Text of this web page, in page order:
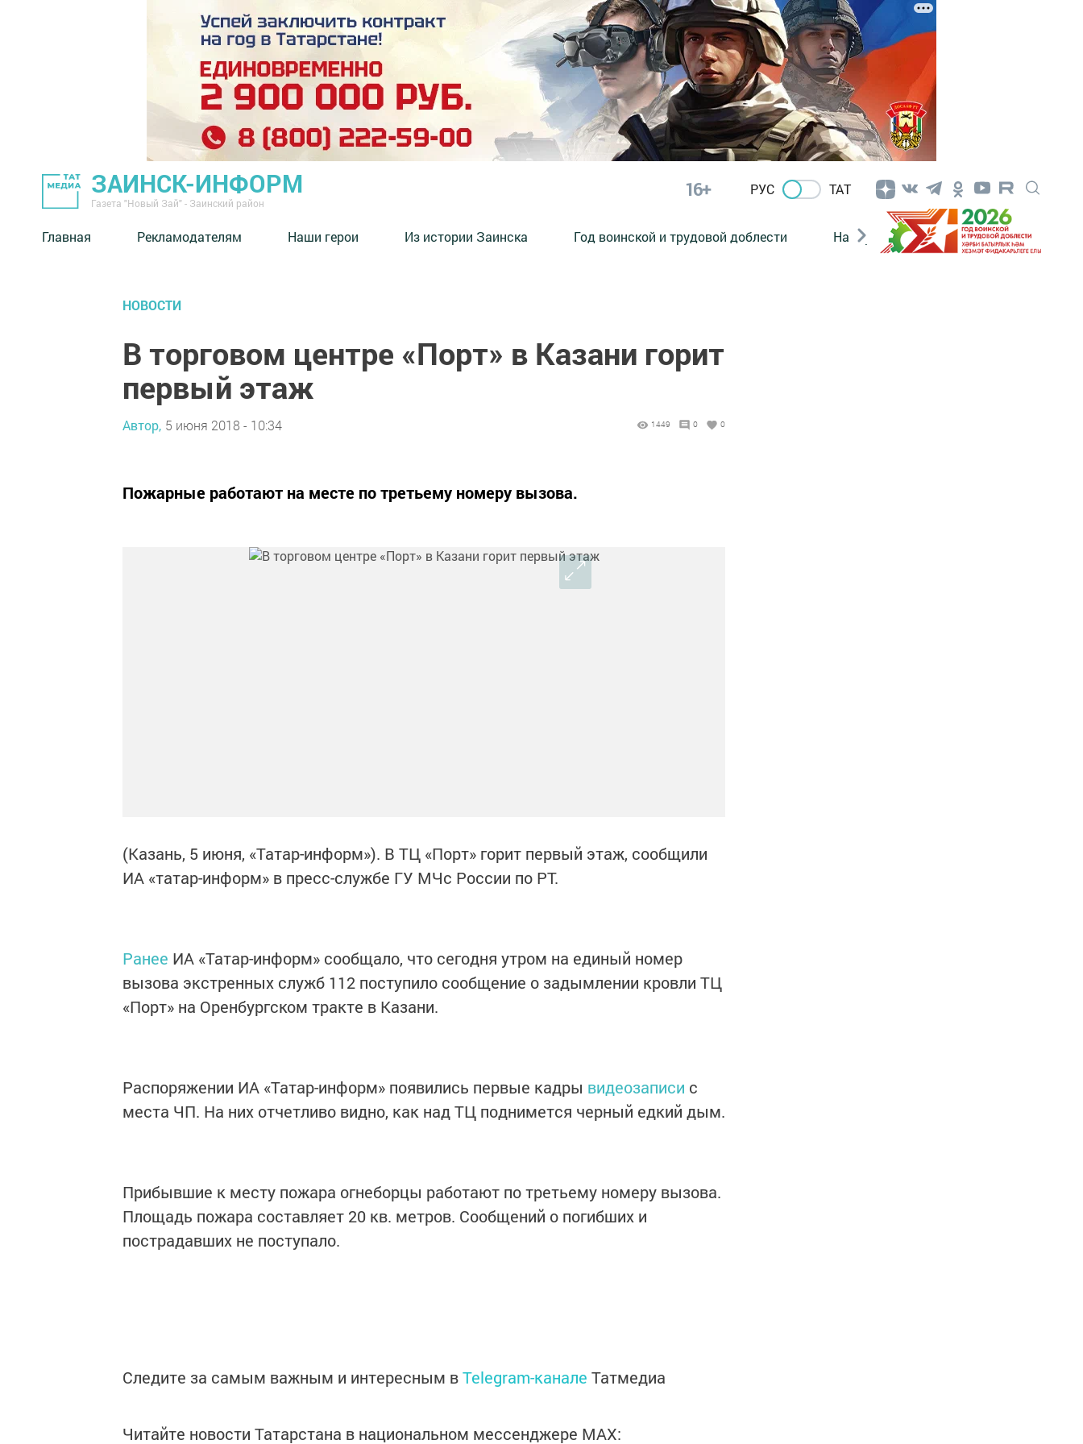
ЗАИНСК-ИНФОРМ
Газета "Новый Зай" - Заинский район
16+ РУС ТАТ
Главная Рекламодателям Наши герои Из истории Заинска Год воинской и трудовой доблести Нацпроекты Поколение будущего
НОВОСТИ
В торговом центре «Порт» в Казани горит
первый этаж
Автор, 5 июня 2018 - 10:34 1449 0 0
Пожарные работают на месте по третьему номеру вызова.
(Казань, 5 июня, «Татар-информ»). В ТЦ «Порт» горит первый этаж, сообщили
ИА «татар-информ» в пресс-службе ГУ МЧс России по РТ.
Ранее ИА «Татар-информ» сообщало, что сегодня утром на единый номер
вызова экстренных служб 112 поступило сообщение о задымлении кровли ТЦ
«Порт» на Оренбургском тракте в Казани.
Распоряжении ИА «Татар-информ» появились первые кадры видеозаписи с
места ЧП. На них отчетливо видно, как над ТЦ поднимется черный едкий дым.
Прибывшие к месту пожара огнеборцы работают по третьему номеру вызова.
Площадь пожара составляет 20 кв. метров. Сообщений о погибших и
пострадавших не поступало.
Следите за самым важным и интересным вTelegram-канале Татмедиа
Читайте новости Татарстана в национальном мессенджере MАХ: